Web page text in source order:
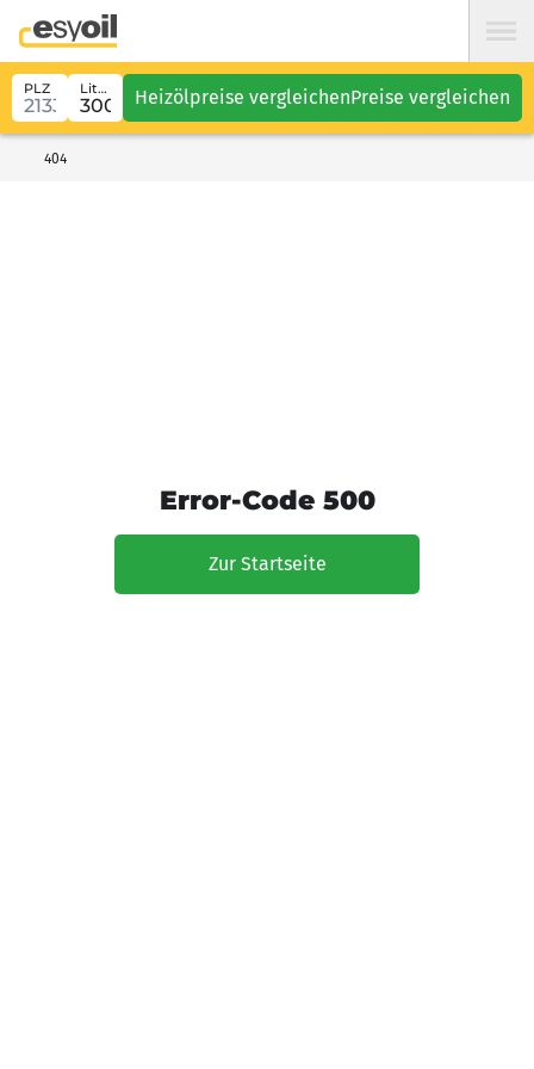
PLZ Liter Heizölpreise vergleichenPreise vergleichen
404
Error-Code 500
Zur Startseite